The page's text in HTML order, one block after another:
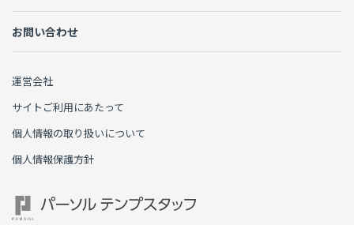
お問い合わせ
運営会社
サイトご利用にあたって
個人情報の取り扱いについて
個人情報保護方針